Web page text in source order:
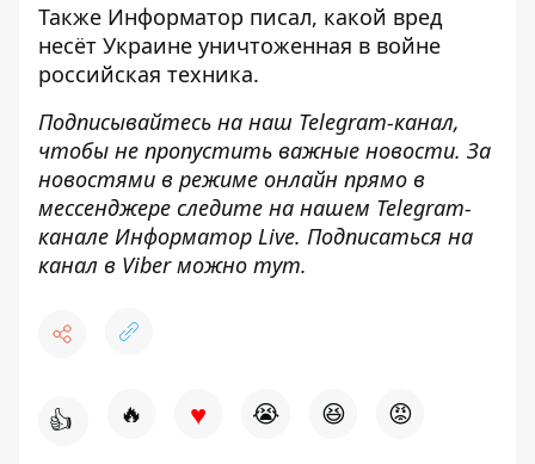
Также Информатор писал, какой вред
несёт Украине уничтоженная в войне
российская техника.
Подписывайтесь на наш Telegram-канал,
чтобы не пропустить важные новости. За
новостями в режиме онлайн прямо в
мессенджере следите на нашем Telegram-
канале Информатор Live. Подписаться на
канал в Viber можно тут.
👍 🔥 ♥ 😭 😆 😡